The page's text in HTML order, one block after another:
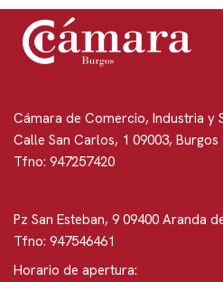
Cámara de Comercio, Industria y
Calle San Carlos, 1 09003, Burgos
Tfno: 947257420
Pz San Esteban, 9 09400 Aranda
Tfno: 947546461
Horario de apertura: